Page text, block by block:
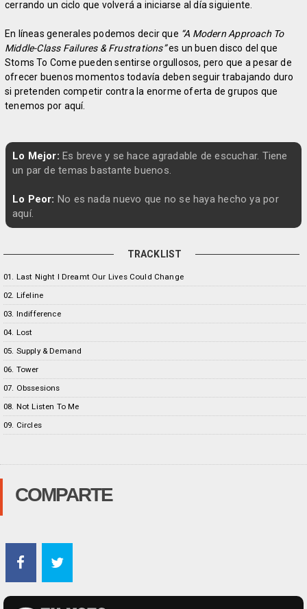
cerrando un ciclo que volverá a iniciarse al día siguiente.
En líneas generales podemos decir que “A Modern Approach To
Middle-Class Failures & Frustrations”es un buen disco del que
Stoms To Come pueden sentirse orgullosos, pero que a pesar de
ofrecer buenos momentos todavía deben seguir trabajando duro
si pretenden competir contra la enorme oferta de grupos que
tenemos por aquí.
Lo Mejor: Es breve y se hace agradable de escuchar. Tiene
un par de temas bastante buenos.
Lo Peor: No es nada nuevo que no se haya hecho ya por
aquí.
TRACKLIST
01. Last Night I Dreamt Our Lives Could Change
02. Lifeline
03. Indifference
04. Lost
05. Supply & Demand
06. Tower
07. Obssesions
08. Not Listen To Me
09. Circles
COMPARTE